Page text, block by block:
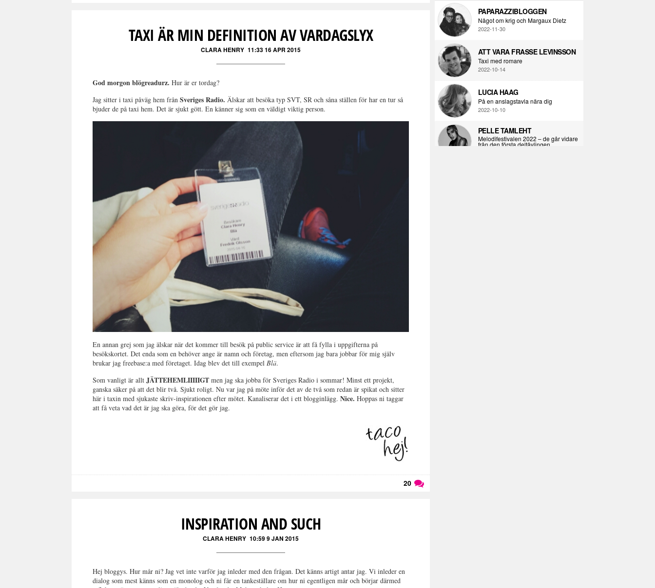
TAXI ÄR MIN DEFINITION AV VARDAGSLYX
CLARA HENRY 11:33 16 APR 2015
God morgon blögreadurz. Hur är er tordag?
Jag sitter i taxi påväg hem frånSveriges Radio.Älskar att besöka typ SVT, SR och såna ställen för har en tur så
bjuder de på taxi hem. Det är sjukt gött. En känner sig som en väldigt viktig person.
En annan grej som jag älskar när det kommer till besök på public service är att få fylla i uppgifterna på
besökskortet. Det enda som en behöver ange är namn och företag, men eftersom jag bara jobbar för mig själv
brukar jag freebase:a med företaget. Idag blev det till exempelBlä.
Som vanligt är alltJÄTTEHEMLIIIIIGT men jag ska jobba för Sveriges Radio i sommar! Minst ett projekt,
ganska säker på att det blir två. Sjukt roligt. Nu var jag på möte inför det av de två som redan är spikat och sitter
här i taxin med sjukaste skriv-inspirationen efter mötet. Kanaliserar det i ett blogginlägg.Nice. Hoppas ni taggar
att få veta vad det är jag ska göra, för det gör jag.
20
INSPIRATION AND SUCH
CLARA HENRY 10:59 9 JAN 2015
Hej bloggys. Hur mår ni? Jag vet inte varför jag inleder med den frågan. Det känns artigt antar jag. Vi inleder en
dialog som mest känns som en monolog och ni får en tankeställare om hur ni egentligen mår och börjar därmed
PAPARAZZIBLOGGEN
Något om krig och Margaux Dietz
2022-11-30
ATT VARA FRASSE LEVINSSON
Taxi med romare
2022-10-14
LUCIA HAAG
På en anslagstavla nära dig
2022-10-10
PELLE TAMLEHT
Melodifestivalen 2022 – de går vidare
från den första deltävlingen